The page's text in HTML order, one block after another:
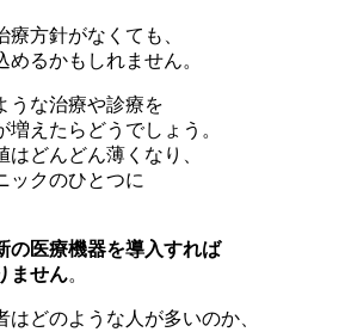
方針がなくても、
るかもしれません。
うな治療や診療を
えたらどうでしょう。
どんどん薄くなり、
ックのひとつに
の医療機器を導入すれば
ません。
はどのような人が多いのか、